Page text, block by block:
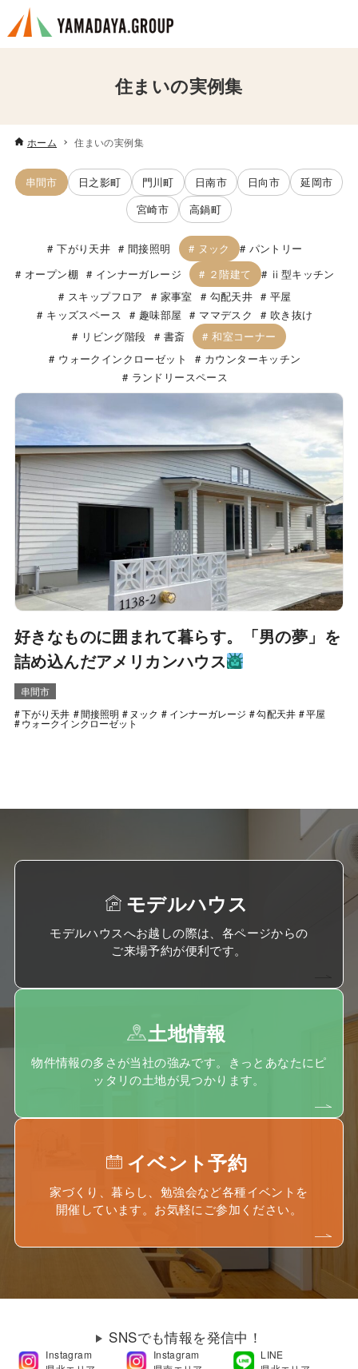
住まいの実例集
ホーム 住まいの実例集
串間市 日之影町 門川町 日南市 日向市
延岡市
宮崎市
高鍋町
下がり天井 間接照明 ヌック
パントリー
オープン棚
インナーガレージ ２階建て
ⅱ型キッチン
スキップフロア
家事室 勾配天井
平屋
キッズスペース
趣味部屋 ママデスク
吹き抜け
リビング階段
書斎
和室コーナー
ウォークインクローゼット
カウンターキッチン
ランドリースペース
好きなものに囲まれて暮らす。「男の夢」を
詰め込んだアメリカンハウス
串間市
下がり天井
間接照明 ヌック インナーガレージ 勾配天井 平屋
ウォークインクローゼット
モデルハウス
モデルハウスへお越しの際は、各ページからの
ご来場予約が便利です。
土地情報
物件情報の多さが当社の強みです。きっとあなたにピ
ッタリの土地が見つかります。
イベント予約
家づくり、暮らし、勉強会など各種イベントを
開催しています。お気軽にご参加ください。
SNSでも情報を発信中！
Instagram
Instagram
LINE